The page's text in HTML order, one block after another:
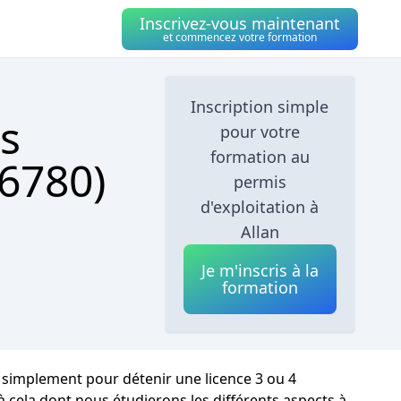
Inscrivez-vous maintenant
et commencez votre formation
Inscription simple
pour votre
formation au
permis
d'exploitation à
Allan
Je m'inscris à la
formation
pour détenir une licence 3 ou 4